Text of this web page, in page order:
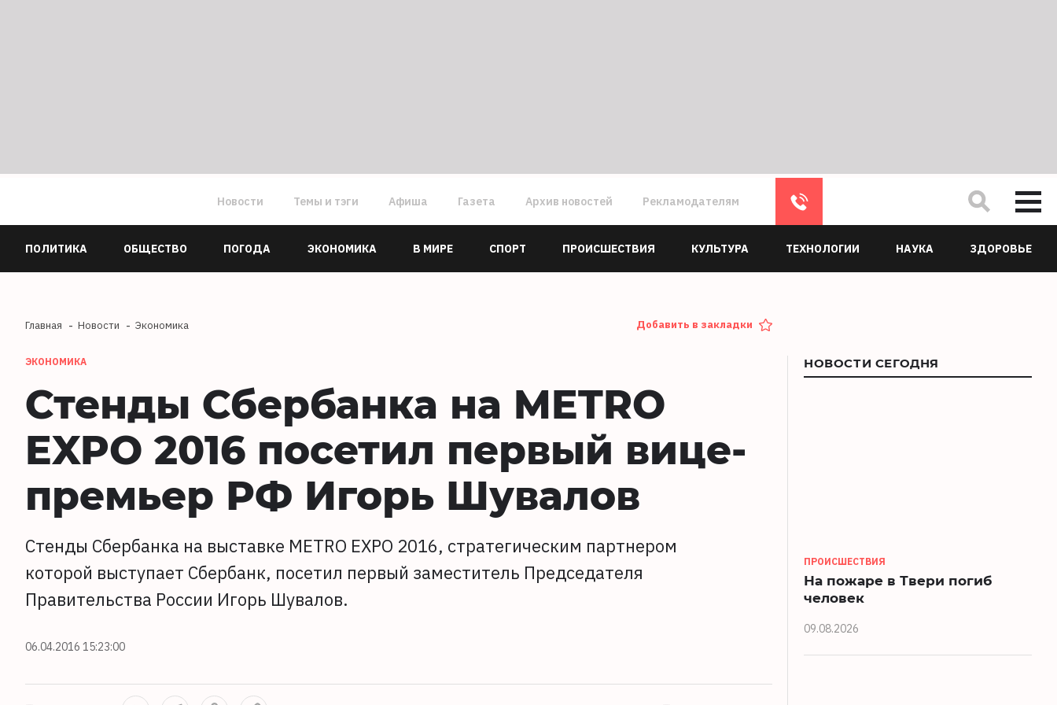
Новости Темы и тэги Афиша Газета Архив новостей Рекламодателям
ПОЛИТИКА ОБЩЕСТВО ПОГОДА ЭКОНОМИКА В МИРЕ СПОРТ ПРОИСШЕСТВИЯ КУЛЬТУРА ТЕХНОЛОГИИ НАУКА ЗДОРОВЬЕ
Главная Новости Экономика Добавить в закладки
ЭКОНОМИКА
Стенды Сбербанка на METRO
EXPO 2016 посетил первый вице-
премьер РФ Игорь Шувалов
Стенды Сбербанка на выставке METRO EXPO 2016, стратегическим партнером
которой выступает Сбербанк, посетил первый заместитель Председателя
Правительства России Игорь Шувалов.
06.04.2016 15:23:00
НОВОСТИ СЕГОДНЯ
ПРОИСШЕСТВИЯ
На пожаре в Твери погиб
человек
09.08.2026